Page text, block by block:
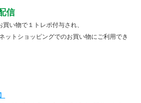
信
い物で１トレポ付与され、
ットショッピングでのお買い物にご利用でき